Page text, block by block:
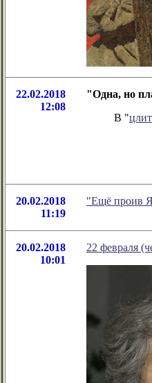
22.02.2018
12:08
"Одна, но
В "
20.02.2018
11:19
"Ещё проив
20.02.2018
10:01
22 февраля